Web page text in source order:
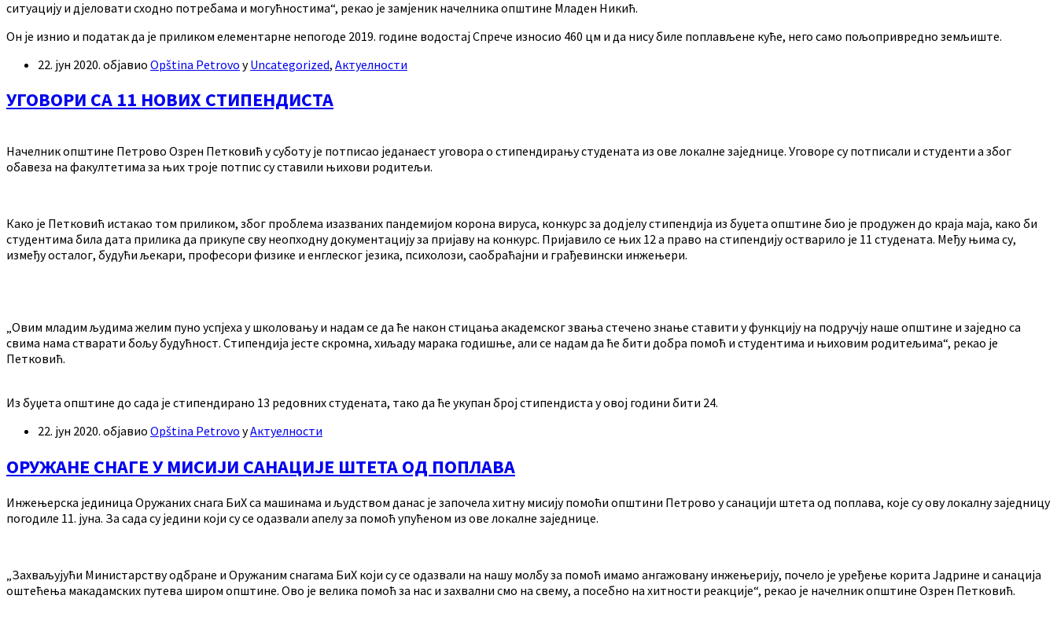
ситуацију и дјеловати сходно потребама и могућностима“, рекао је замјеник начелника општине Младен Никић.
Он је изнио и податак да је приликом елементарне непогоде 2019. године водостај Спрече износио 460 цм и да нису биле поплављене куће, него само пољопривредно земљиште.
22. јун 2020. објавио Opština Petrovo уUncategorized, Актуелности
УГОВОРИ СА 11 НОВИХ СТИПЕНДИСТА
Начелник општине Петрово Озрен Петковић у суботу је потписао једанаест уговора о стипендирању студената из ове локалне заједнице. Уговоре су потписали и студенти а због
обавеза на факултетима за њих троје потпис су ставили њихови родитељи.
Како је Петковић истакао том приликом, због проблема изазваних пандемијом корона вируса, конкурс за додјелу стипендија из буџета општине био је продужен до краја маја, како би
студентима била дата прилика да прикупе сву неопходну документацију за пријаву на конкурс. Пријавило се њих 12 а право на стипендију остварило је 11 студената. Међу њима су,
између осталог, будући љекари, професори физике и енглеског језика, психолози, саобраћајни и грађевински инжењери.
„Овим младим људима желим пуно успјеха у школовању и надам се да ће након стицања академског звања стечено знање ставити у функцију на подручју наше општине и заједно са
свима нама стварати бољу будућност. Стипендија јесте скромна, хиљаду марака годишње, али се надам да ће бити добра помоћ и студентима и њиховим родитељима“, рекао је
Петковић.
Из буџета општине до сада је стипендирано 13 редовних студената, тако да ће укупан број стипендиста у овој години бити 24.
22. јун 2020. објавио Opština Petrovo уАктуелности
ОРУЖАНЕ СНАГЕ У МИСИЈИ САНАЦИЈЕ ШТЕТА ОД ПОПЛАВА
Инжењерска јединица Оружаних снага БиХ са машинама и људством данас је започела хитну мисију помоћи општини Петрово у санацији штета од поплава, које су ову локалну заједницу
погодиле 11. јуна. За сада су једини који су се одазвали апелу за помоћ упућеном из ове локалне заједнице.
„Захваљујући Министарству одбране и Оружаним снагама БиХ који су се одазвали на нашу молбу за помоћ имамо ангажовану инжењерију, почело је уређење корита Јадрине и санација
оштећења макадамских путева широм општине. Ово је велика помоћ за нас и захвални смо на свему, а посебно на хитности реакције“, рекао је начелник општине Озрен Петковић.